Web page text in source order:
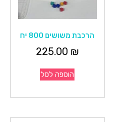
הרכבת משושים 800 יח
225.00 ₪
הוספה לסל